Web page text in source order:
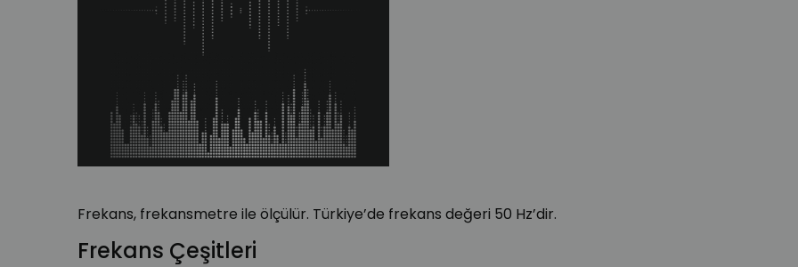
Frekans, frekansmetre ile ölçülür. Türkiye’de frekans değeri 50 Hz’dir.
Frekans Çeşitleri